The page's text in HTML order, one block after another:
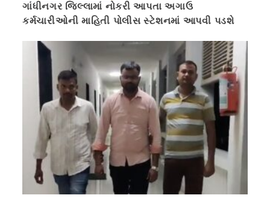
ગાંધીનગર જિલ્લામાં નોકરી આપતા અગાઉ
કર્મચારીઓની માહિતી પોલીસ સ્ટેશનમાં આપવી પડશે